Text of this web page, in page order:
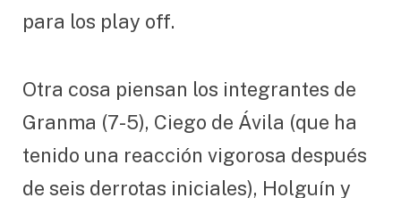
para los play off.
Otra cosa piensan los integrantes de
Granma (7-5), Ciego de Ávila (que ha
tenido una reacción vigorosa después
de seis derrotas iniciales), Holguín y